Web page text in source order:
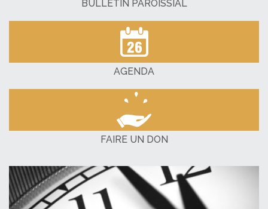
BULLETIN PAROISSIAL
AGENDA
FAIRE UN DON